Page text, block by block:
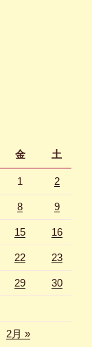
金 土
1 2
8 9
15 16
22 23
29 30
2月 »